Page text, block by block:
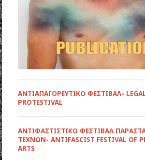
ΑΝΤΙΑΠΑΓΟΡΕΥΤΙΚΟ ΦΕΣΤΙΒΑΛ-
PROTESTIVAL
ANTIΦΑΣΤΙΣΤΙΚΟ ΦΕΣΤΙΒΑΛ
ΤΕΧΝΩΝ- ANTIFASCIST FESTIVAL OF
ARTS